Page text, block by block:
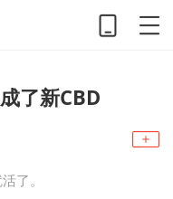
了新CBD
了。